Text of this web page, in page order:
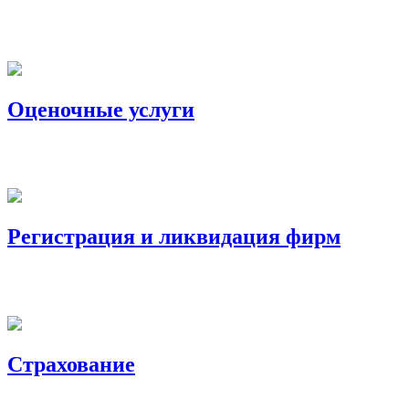
Оценочные услуги
Регистрация и ликвидация фирм
Страхование